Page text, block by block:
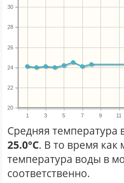
1 3 5 7 9 11
20
22
24
26
28
30
Средняя температура
25.0°C. В то время
температура воды в
соответственно.